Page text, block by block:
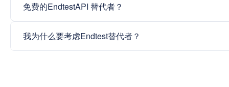
免费的EndtestAPI 替代者？
我为什么要考虑Endtest替代者？